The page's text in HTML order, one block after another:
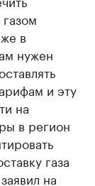
в
нужен
и эту
на
в регион
газа
на